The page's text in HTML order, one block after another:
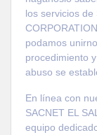
los servicios de
podamos
procedimiento
abuso se
En línea con
SACNET EL
equipo